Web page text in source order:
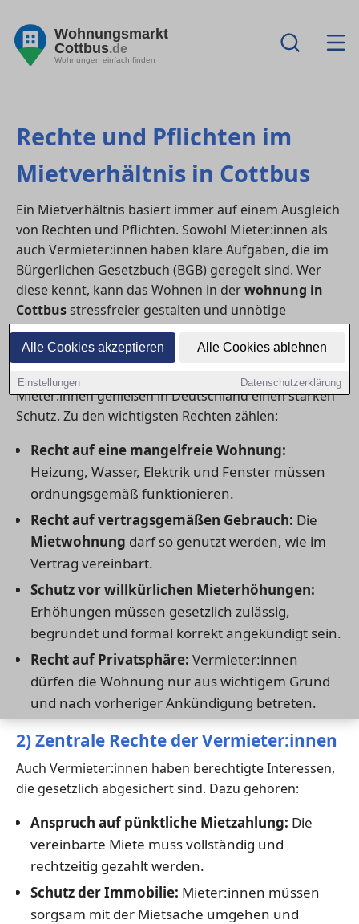
Alle Cookies akzeptieren Alle Cookies ablehnen
Einstellungen Datenschutzerklärung
Wohnungsmarkt
Cottbus.de
Wohnungen einfach finden
Rechte und Pflichten im
Mietverhältnis in Cottbus
Ein Mietverhältnis basiert immer auf einem Ausgleich
von Rechten und Pflichten. Sowohl Mieter:innen als
auch Vermieter:innen haben klare Aufgaben, die im
Bürgerlichen Gesetzbuch (BGB) geregelt sind. Wer
diese kennt, kann das Wohnen in derwohnung in
Cottbus stressfreier gestalten und unnötige
Konflikte vermeiden.
1) Zentrale Rechte der Mieter:innen
Mieter:innen genießen in Deutschland einen starken
Schutz. Zu den wichtigsten Rechten zählen:
Recht auf eine mangelfreie Wohnung:
Heizung, Wasser, Elektrik und Fenster müssen
ordnungsgemäß funktionieren.
Recht auf vertragsgemäßen Gebrauch: Die
Mietwohnung darf so genutzt werden, wie im
Vertrag vereinbart.
Schutz vor willkürlichen Mieterhöhungen:
Erhöhungen müssen gesetzlich zulässig,
begründet und formal korrekt angekündigt sein.
Recht auf Privatsphäre: Vermieter:innen
dürfen die Wohnung nur aus wichtigem Grund
und nach vorheriger Ankündigung betreten.
2) Zentrale Rechte der Vermieter:innen
Auch Vermieter:innen haben berechtigte Interessen,
die gesetzlich abgesichert sind. Dazu gehören:
Anspruch auf pünktliche Mietzahlung: Die
vereinbarte Miete muss vollständig und
rechtzeitig gezahlt werden.
Schutz der Immobilie: Mieter:innen müssen
sorgsam mit der Mietsache umgehen und